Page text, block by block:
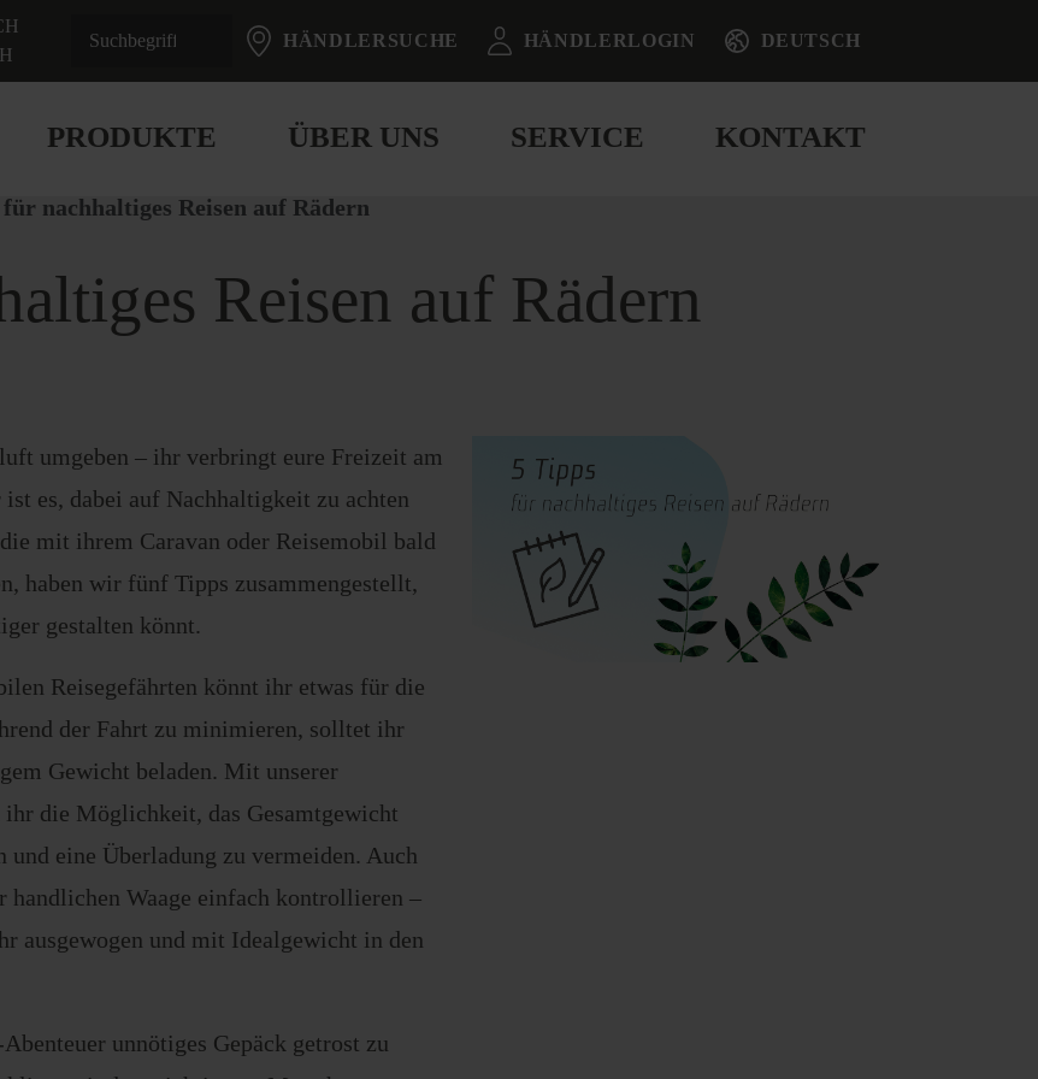
HÄNDLERSUCHE HÄNDLERLOGIN DEUTSCH
PRODUKTE ÜBER UNS SERVICE KONTAKT
nachhaltiges Reisen auf Rädern
Reisen auf Rädern
umgeben – ihr verbringt eure Freizeit am
es, dabei auf Nachhaltigkeit zu achten
mit ihrem Caravan oder Reisemobil bald
haben wir fünf Tipps zusammengestellt,
gestalten könnt.
Reisegefährten könnt ihr etwas für die
der Fahrt zu minimieren, solltet ihr
Gewicht beladen. Mit unserer
ihr die Möglichkeit, das Gesamtgewicht
eine Überladung zu vermeiden. Auch
Waage einfach kontrollieren –
ausgewogen und mit Idealgewicht in den
unnötiges Gepäck getrost zu